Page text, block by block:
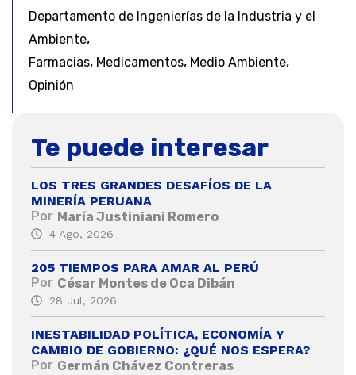
Departamento de Ingenierías de la Industria y el
Ambiente,
Farmacias, Medicamentos, Medio Ambiente,
Opinión
Te puede interesar
LOS TRES GRANDES DESAFÍOS DE LA
MINERÍA PERUANA
Por María Justiniani Romero
4 Ago, 2026
205 TIEMPOS PARA AMAR AL PERÚ
Por César Montes de Oca Dibán
28 Jul, 2026
INESTABILIDAD POLÍTICA, ECONOMÍA Y
CAMBIO DE GOBIERNO: ¿QUÉ NOS ESPERA?
Por Germán Chávez Contreras